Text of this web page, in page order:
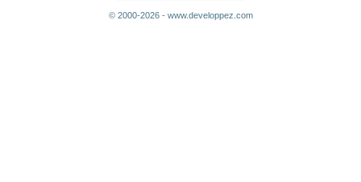
© 2000-2026 - www.developpez.com